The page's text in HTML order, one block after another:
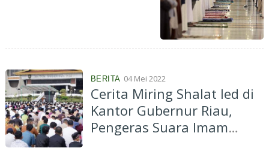
BERITA 04 Mei 2022
Cerita Miring Shalat Ied di
Kantor Gubernur Riau,
Pengeras Suara Imam